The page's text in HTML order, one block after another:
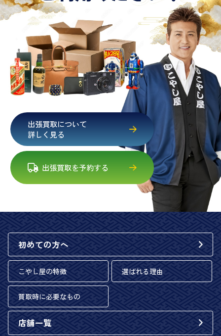
出張買取について
詳しく見る
出張買取を予約する
初めての方へ
こやし屋の特徴 選ばれる理由
買取時に必要なもの
店舗一覧